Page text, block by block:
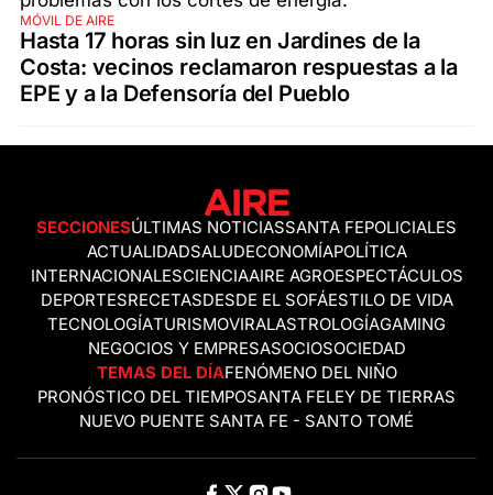
MÓVIL DE AIRE
Hasta 17 horas sin luz en Jardines de la
Costa: vecinos reclamaron respuestas a la
EPE y a la Defensoría del Pueblo
SECCIONESÚLTIMAS NOTICIASSANTA FEPOLICIALES
ACTUALIDADSALUDECONOMÍAPOLÍTICA
INTERNACIONALESCIENCIAAIRE AGROESPECTÁCULOS
DEPORTESRECETASDESDE EL SOFÁESTILO DE VIDA
TECNOLOGÍATURISMOVIRALASTROLOGÍAGAMING
NEGOCIOS Y EMPRESASOCIOSOCIEDAD
TEMAS DEL DÍAFENÓMENO DEL NIÑO
PRONÓSTICO DEL TIEMPOSANTA FELEY DE TIERRAS
NUEVO PUENTE SANTA FE - SANTO TOMÉ